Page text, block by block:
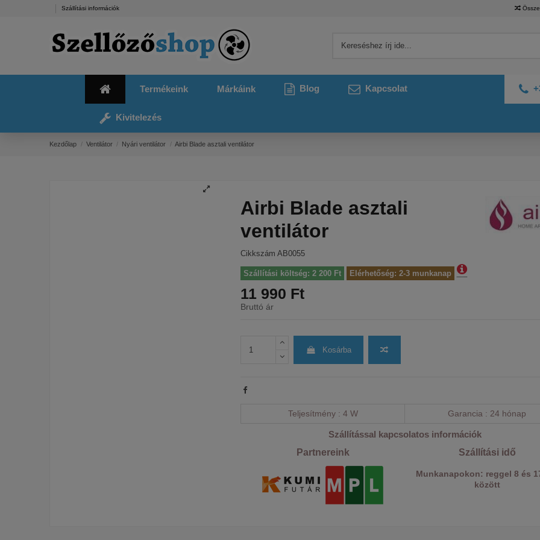
Szállítási információk
Termékeink Márkáink Blog Kapcsolat
Kivitelezés
Kezdőlap Ventilátor Nyári ventilátor Airbi Blade asztali ventilátor
Airbi Blade asztali
ventilátor
Cikkszám AB0055
Szállítási költség: 2 200 Ft Elérhetőség: 2-3 munkanap
11 990 Ft
Bruttó ár
Kosárba
Teljesítmény 4 W Garancia 24 hónap
Szállítással kapcsolatos információk
Partnereink Szállítási idő
Munkanapokon: reggel 8 és
között